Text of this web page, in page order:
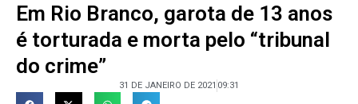
Em Rio Branco, garota de 13 anos
é torturada e morta pelo “tribunal
do crime”
31 DE JANEIRO DE 2021 09:31